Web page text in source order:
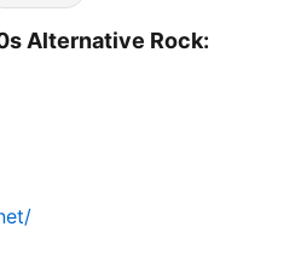
Alternative Rock: